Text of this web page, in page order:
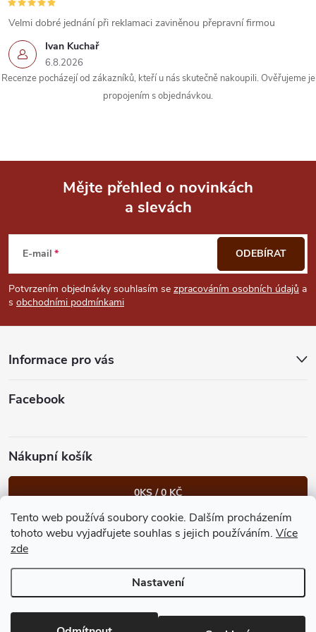
Tento web používá soubory cookie. Dalším procházením
tohoto webu vyjadřujete souhlas s jejich používáním. Více
zde
Nastavení
v
k
y
p
Ivan Kuchař
6.8.2026
Velmi dobré jednání při reklamaci zaviněnou přepravní firmou
Recenze pocházejí od zákazníků, kteří u nás skutečně nakoupili. Ověřujeme je
propojením s objednávkou.
p
a
Mějte přehled o novinkách
a slevách
E-mail
Potvrzením objednávky souhlasím se zpracováním osobních údajů a
s obchodními podmínkami
ODEBÍRAT
Informace pro vás
Facebook
Nákupní košík
0KS /0 KČ
Heureka.cz Facebook Instagram Bonvolo - přidej se taky
Vytvořil Shoptet Premium
GastroKlub.cz. Všechna práva vyhrazena.
nastavení cookies